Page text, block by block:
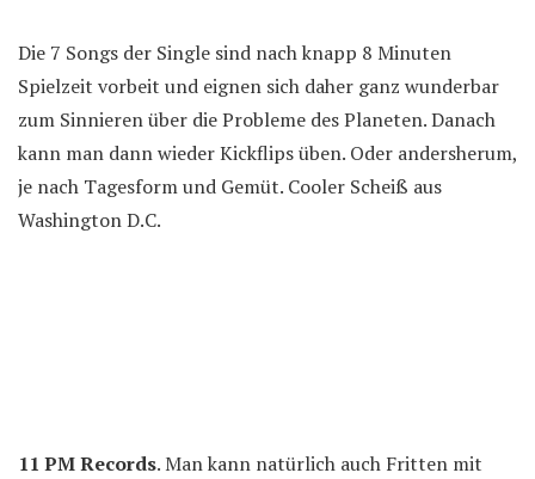
Die 7 Songs der Single sind nach knapp 8 Minuten
Spielzeit vorbeit und eignen sich daher ganz wunderbar
zum Sinnieren über die Probleme des Planeten. Danach
kann man dann wieder Kickflips üben. Oder andersherum,
je nach Tagesform und Gemüt. Cooler Scheiß aus
Washington D.C.
11 PM Records. Man kann natürlich auch Fritten mit